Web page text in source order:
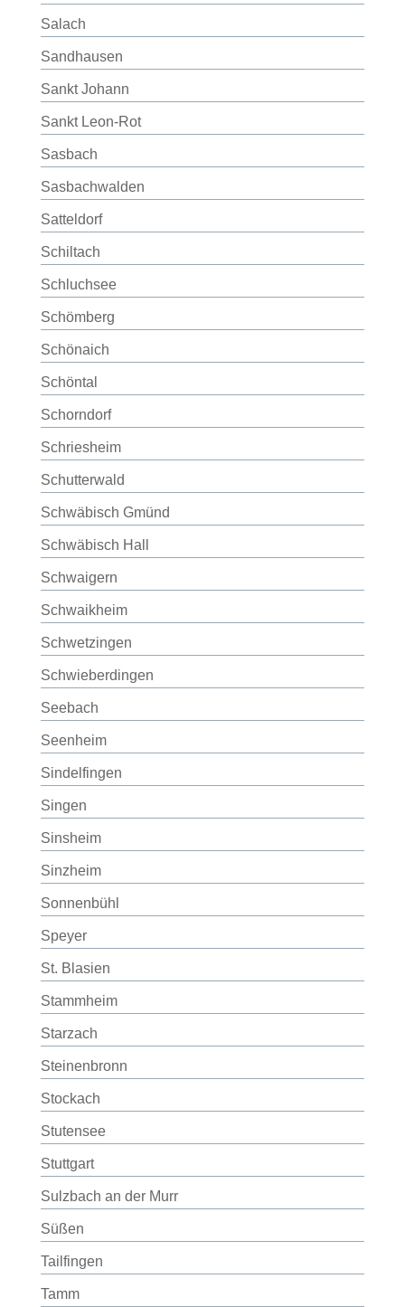
Salach
Sandhausen
Sankt Johann
Sankt Leon-Rot
Sasbach
Sasbachwalden
Satteldorf
Schiltach
Schluchsee
Schömberg
Schönaich
Schöntal
Schorndorf
Schriesheim
Schutterwald
Schwäbisch Gmünd
Schwäbisch Hall
Schwaigern
Schwaikheim
Schwetzingen
Schwieberdingen
Seebach
Seenheim
Sindelfingen
Singen
Sinsheim
Sinzheim
Sonnenbühl
Speyer
St. Blasien
Stammheim
Starzach
Steinenbronn
Stockach
Stutensee
Stuttgart
Sulzbach an der Murr
Süßen
Tailfingen
Tamm